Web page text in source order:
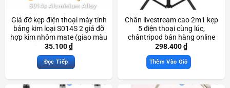
Giá đỡ kẹp điện thoại máy tính
bảng kim loại S014S 2 giá đỡ
hợp kim nhôm mate (giao màu
ngẫu nhiên) Scd3229
35.100₫
Đọc Tiếp
Chân livestream cao 2m1 kẹp
5 điện thoại cùng lúc,
chântripod bán hàng online
Scd3090
298.400₫
Thêm Vào Giỏ